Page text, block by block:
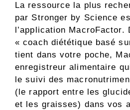
La ressource la plus
par Stronger by Science
l’application MacroFactor.
« coach diététique basé
tient dans votre poche,
enregistreur alimentaire
le suivi des
(le rapport entre les
et les graisses) dans vos